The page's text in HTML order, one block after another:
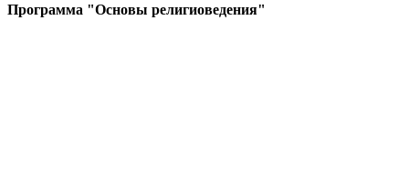
Программа "Основы религиоведения"